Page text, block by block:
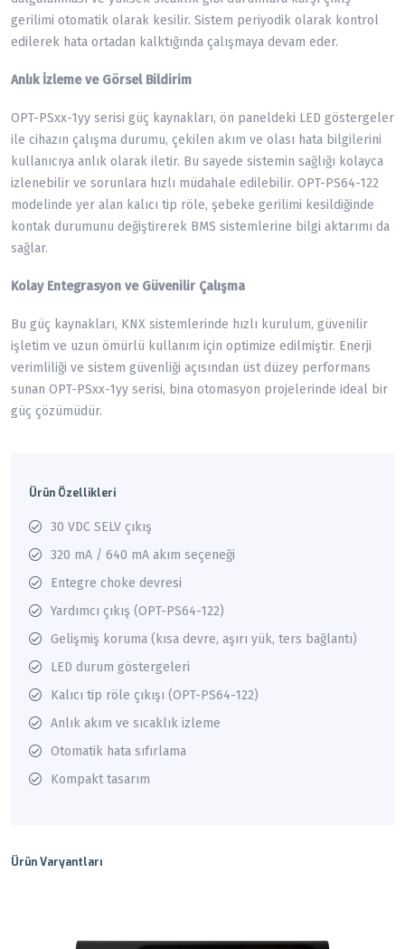
gerilimi otomatik olarak kesilir. Sistem periyodik olarak kontrol
edilerek hata ortadan kalktığında çalışmaya devam eder.
Anlık İzleme ve Görsel Bildirim
OPT-PSxx-1yy serisi güç kaynakları, ön paneldeki LED göstergeler
ile cihazın çalışma durumu, çekilen akım ve olası hata bilgilerini
kullanıcıya anlık olarak iletir. Bu sayede sistemin sağlığı kolayca
izlenebilir ve sorunlara hızlı müdahale edilebilir. OPT-PS64-122
modelinde yer alan kalıcı tip röle, şebeke gerilimi kesildiğinde
kontak durumunu değiştirerek BMS sistemlerine bilgi aktarımı da
sağlar.
Kolay Entegrasyon ve Güvenilir Çalışma
Bu güç kaynakları, KNX sistemlerinde hızlı kurulum, güvenilir
işletim ve uzun ömürlü kullanım için optimize edilmiştir. Enerji
verimliliği ve sistem güvenliği açısından üst düzey performans
sunan OPT-PSxx-1yy serisi, bina otomasyon projelerinde ideal bir
güç çözümüdür.
Ürün Özellikleri
30 VDC SELV çıkış
320 mA / 640 mA akım seçeneği
Entegre choke devresi
Yardımcı çıkış (OPT-PS64-122)
Gelişmiş koruma (kısa devre, aşırı yük, ters bağlantı)
LED durum göstergeleri
Kalıcı tip röle çıkışı (OPT-PS64-122)
Anlık akım ve sıcaklık izleme
Otomatik hata sıfırlama
Kompakt tasarım
Ürün Varyantları